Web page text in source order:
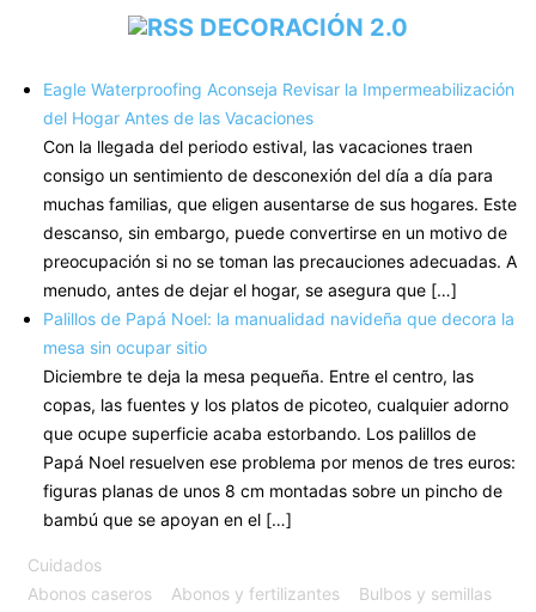
DECORACIÓN 2.0
Eagle Waterproofing Aconseja Revisar la Impermeabilización
del Hogar Antes de las Vacaciones
Con la llegada del periodo estival, las vacaciones traen
consigo un sentimiento de desconexión del día a día para
muchas familias, que eligen ausentarse de sus hogares. Este
descanso, sin embargo, puede convertirse en un motivo de
preocupación si no se toman las precauciones adecuadas. A
menudo, antes de dejar el hogar, se asegura que […]
Palillos de Papá Noel: la manualidad navideña que decora la
mesa sin ocupar sitio
Diciembre te deja la mesa pequeña. Entre el centro, las
copas, las fuentes y los platos de picoteo, cualquier adorno
que ocupe superficie acaba estorbando. Los palillos de
Papá Noel resuelven ese problema por menos de tres euros:
figuras planas de unos 8 cm montadas sobre un pincho de
bambú que se apoyan en el […]
Cuidados
Abonos caseros
Abonos y fertilizantes Bulbos y semillas